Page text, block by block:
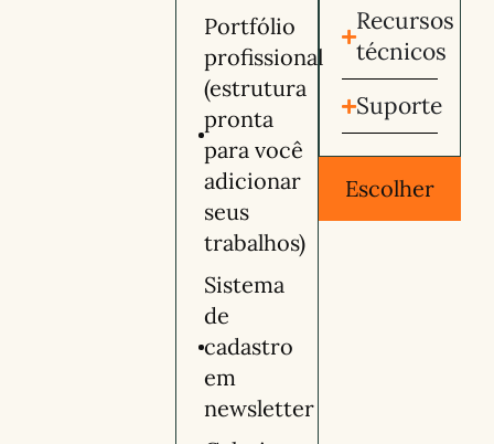
Portfólio
profissional
(estrutura
pronta
para você
adicionar
seus
trabalhos)
Sistema
de
cadastro
em
newsletter
Recursos
técnicos
Suporte
Escolher